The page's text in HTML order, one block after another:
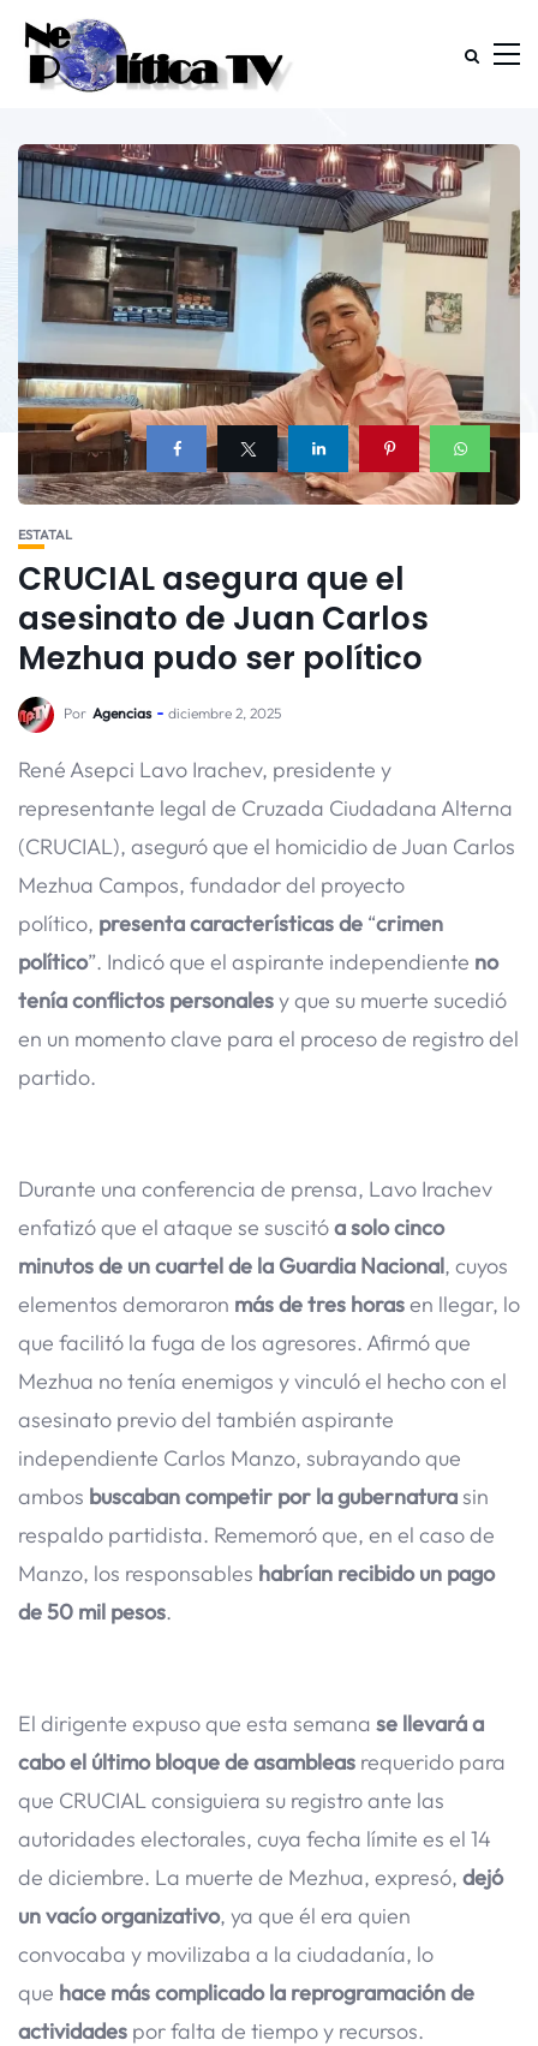
ESTATAL
CRUCIAL asegura que el
asesinato de Juan Carlos
Mezhua pudo ser político
Por Agencias diciembre 2, 2025
René Asepci Lavo Irachev, presidente y
representante legal de Cruzada Ciudadana Alterna
(CRUCIAL), aseguró que el homicidio de Juan Carlos
Mezhua Campos, fundador del proyecto
político, presenta características de “crimen
político”. Indicó que el aspirante independiente no
tenía conflictos personalesy que su muerte sucedió
en un momento clave para el proceso de registro del
partido.
Durante una conferencia de prensa, Lavo Irachev
enfatizó que el ataque se suscitóa solo cinco
minutos de un cuartel de la Guardia Nacional, cuyos
elementos demoraron más de tres horasen llegar, lo
que facilitó la fuga de los agresores. Afirmó que
Mezhua no tenía enemigos y vinculó el hecho con el
asesinato previo del también aspirante
independiente Carlos Manzo, subrayando que
ambos buscaban competir por la gubernaturasin
respaldo partidista. Rememoró que, en el caso de
Manzo, los responsables habrían recibido un pago
de 50 mil pesos.
El dirigente expuso que esta semana se llevará a
cabo el último bloque de asambleas requerido para
que CRUCIAL consiguiera su registro ante las
autoridades electorales, cuya fecha límite es el 14
de diciembre. La muerte de Mezhua, expresó, dejó
un vacío organizativo, ya que él era quien
convocaba y movilizaba a la ciudadanía, lo
que hace más complicado la reprogramación de
actividades por falta de tiempo y recursos.